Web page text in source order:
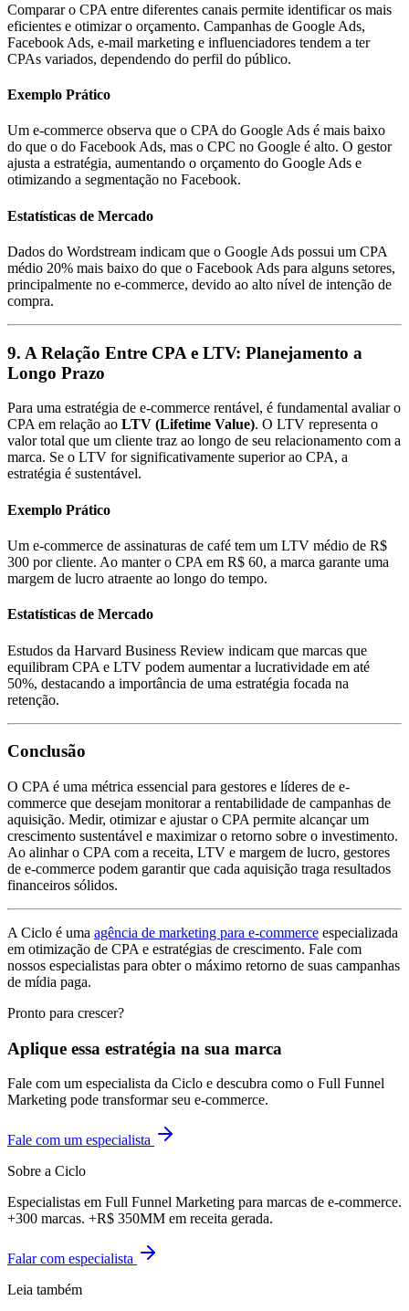
Comparar o CPA entre diferentes canais permite identificar os mais
eficientes e otimizar o orçamento. Campanhas de Google Ads,
Facebook Ads, e-mail marketing e influenciadores tendem a ter
CPAs variados, dependendo do perfil do público.
Exemplo Prático
Um e-commerce observa que o CPA do Google Ads é mais baixo
do que o do Facebook Ads, mas o CPC no Google é alto. O gestor
ajusta a estratégia, aumentando o orçamento do Google Ads e
otimizando a segmentação no Facebook.
Estatísticas de Mercado
Dados do Wordstream indicam que o Google Ads possui um CPA
médio 20% mais baixo do que o Facebook Ads para alguns setores,
principalmente no e-commerce, devido ao alto nível de intenção de
compra.
9. A Relação Entre CPA e LTV: Planejamento a
Longo Prazo
Para uma estratégia de e-commerce rentável, é fundamental avaliar o
CPA em relação ao LTV (Lifetime Value). O LTV representa o
valor total que um cliente traz ao longo de seu relacionamento com a
marca. Se o LTV for significativamente superior ao CPA, a
estratégia é sustentável.
Exemplo Prático
Um e-commerce de assinaturas de café tem um LTV médio de R$
300 por cliente. Ao manter o CPA em R$ 60, a marca garante uma
margem de lucro atraente ao longo do tempo.
Estatísticas de Mercado
Estudos da Harvard Business Review indicam que marcas que
equilibram CPA e LTV podem aumentar a lucratividade em até
50%, destacando a importância de uma estratégia focada na
retenção.
Conclusão
O CPA é uma métrica essencial para gestores e líderes de e-
commerce que desejam monitorar a rentabilidade de campanhas de
aquisição. Medir, otimizar e ajustar o CPA permite alcançar um
crescimento sustentável e maximizar o retorno sobre o investimento.
Ao alinhar o CPA com a receita, LTV e margem de lucro, gestores
de e-commerce podem garantir que cada aquisição traga resultados
financeiros sólidos.
A Ciclo é uma agência de marketing para e-commerce especializada
em otimização de CPA e estratégias de crescimento. Fale com
nossos especialistas para obter o máximo retorno de suas campanhas
de mídia paga.
Pronto para crescer?
Aplique essa estratégia na sua marca
Fale com um especialista da Ciclo e descubra como o Full Funnel
Marketing pode transformar seu e-commerce.
Fale com um especialista
Sobre a Ciclo
Especialistas em Full Funnel Marketing para marcas de e-commerce.
+300 marcas. +R$ 350MM em receita gerada.
Falar com especialista
Leia também